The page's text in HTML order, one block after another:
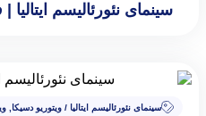
سینمای نئورئالیسم
سینمای نئورئالیسم ایتالیا / ویتوریو دسیکا ,